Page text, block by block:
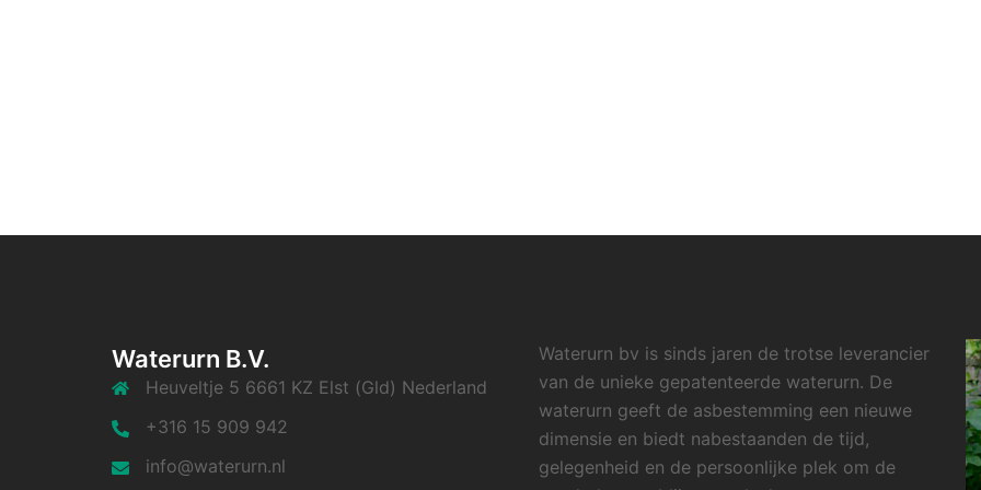
Waterurn B.V.
Heuveltje 5 6661 KZ Elst (Gld) Nederland
+316 15 909 942
info@waterurn.nl
Waterurn bv is sinds jaren de trotse leverancier
van de unieke gepatenteerde waterurn. De
waterurn geeft de asbestemming een nieuwe
dimensie en biedt nabestaanden de tijd,
gelegenheid en de persoonlijke plek om de